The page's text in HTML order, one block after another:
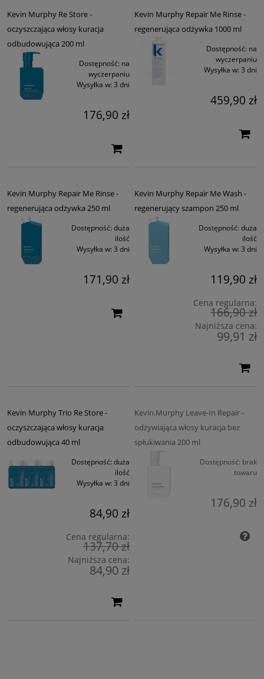
Kevin Murphy Re Store -
oczyszczająca włosy kuracja
odbudowująca 200 ml
Dostępność: na
wyczerpaniu
Wysyłka w: 3 dni
176,90 zł
Kevin Murphy Repair Me Rinse -
regenerująca odżywka 1000 ml
Dostępność: na
wyczerpaniu
Wysyłka w: 3 dni
459,90 zł
Kevin Murphy Repair Me Rinse -
regenerująca odżywka 250 ml
Dostępność: duża
ilość
Wysyłka w: 3 dni
171,90 zł
Kevin Murphy Repair Me Wash -
regenerujący szampon 250 ml
Dostępność: duża
ilość
Wysyłka w: 3 dni
119,90 zł
Cena regularna:
166,90 zł
Najniższa cena:
99,91 zł
Kevin Murphy Trio Re Store -
oczyszczająca włosy kuracja
odbudowująca 40 ml
Dostępność: duża
ilość
Wysyłka w: 3 dni
84,90 zł
Cena regularna:
137,70 zł
Najniższa cena:
84,90 zł
Kevin.Murphy Leave-In Repair -
odżywiająca włosy kuracja bez
spłukiwania 200 ml
Dostępność: brak
towaru
176,90 zł